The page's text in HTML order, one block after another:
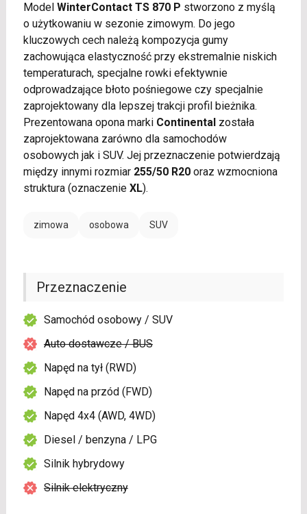
Model WinterContact TS 870 P stworzono z myślą
o użytkowaniu w sezonie zimowym. Do jego
kluczowych cech należą kompozycja gumy
zachowująca elastyczność przy ekstremalnie niskich
temperaturach, specjalne rowki efektywnie
odprowadzające błoto pośniegowe czy specjalnie
zaprojektowany dla lepszej trakcji profil bieżnika.
Prezentowana opona marki Continentalzostała
zaprojektowana zarówno dla samochodów
osobowych jak i SUV. Jej przeznaczenie potwierdzają
między innymi rozmiar 255/50 R20oraz wzmocniona
struktura (oznaczenie XL).
zimowa osobowa SUV
Przeznaczenie
Samochód osobowy / SUV
Auto dostawcze / BUS
Napęd na tył (RWD)
Napęd na przód (FWD)
Napęd 4x4 (AWD, 4WD)
Diesel / benzyna / LPG
Silnik hybrydowy
Silnik elektryczny